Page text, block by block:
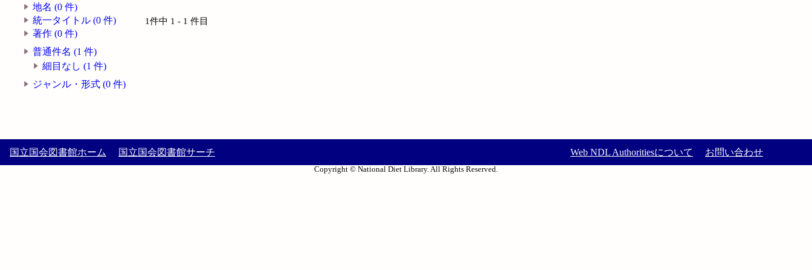
地名 (0 件)
統一タイトル (0 件)
著作 (0 件)
普通件名 (1 件)
細目なし (1 件)
ジャンル・形式 (0 件)
1件中 1 - 1 件目
国立国会図書館ホーム 国立国会図書館サーチ Web NDL Authoritiesについて お問い合わせ
Copyright © National Diet Library. All Rights Reserved.